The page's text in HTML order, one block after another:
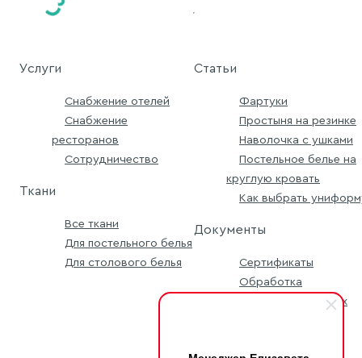
Услуги
Снабжение отелей
Снабжение
ресторанов
Сотрудничество
Ткани
Все ткани
Для постельного белья
Для столового белья
Статьи
Фартуки
Простыня на резинке
Наволочка с ушками
Постельное белье на
круглую кровать
Как выбрать
Документы
Сертификаты
Обработка
персональных данных